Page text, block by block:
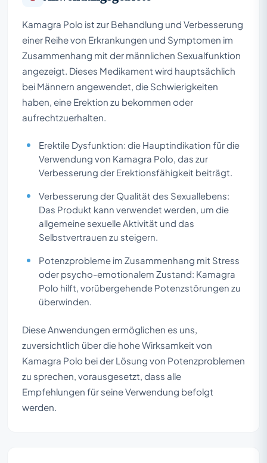
Kamagra Polo ist zur Behandlung und Verbesserung
einer Reihe von Erkrankungen und Symptomen im
Zusammenhang mit der männlichen Sexualfunktion
angezeigt. Dieses Medikament wird hauptsächlich
bei Männern angewendet, die Schwierigkeiten
haben, eine Erektion zu bekommen oder
aufrechtzuerhalten.
Erektile Dysfunktion: die Hauptindikation für die
Verwendung von Kamagra Polo, das zur
Verbesserung der Erektionsfähigkeit beiträgt.
Verbesserung der Qualität des Sexuallebens:
Das Produkt kann verwendet werden, um die
allgemeine sexuelle Aktivität und das
Selbstvertrauen zu steigern.
Potenzprobleme im Zusammenhang mit Stress
oder psycho-emotionalem Zustand: Kamagra
Polo hilft, vorübergehende Potenzstörungen zu
überwinden.
Diese Anwendungen ermöglichen es uns,
zuversichtlich über die hohe Wirksamkeit von
Kamagra Polo bei der Lösung von Potenzproblemen
zu sprechen, vorausgesetzt, dass alle
Empfehlungen für seine Verwendung befolgt
werden.